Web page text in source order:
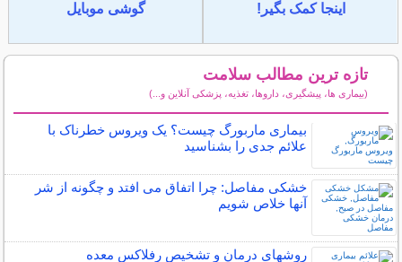
اینجا کمک بگیر!
گوشی موبایل
تازه ترین مطالب سلامت
(بیماری ها، پیشگیری، داروها، تغذیه، پزشکی آنلاین و...)
بیماری ماربورگ چیست؟ یک ویروس خطرناک با
علائم جدی را بشناسید
خشکی مفاصل: چرا اتفاق می افتد و چگونه از شر
آنها خلاص شویم
روشهای درمان و تشخیص رفلاکس معده